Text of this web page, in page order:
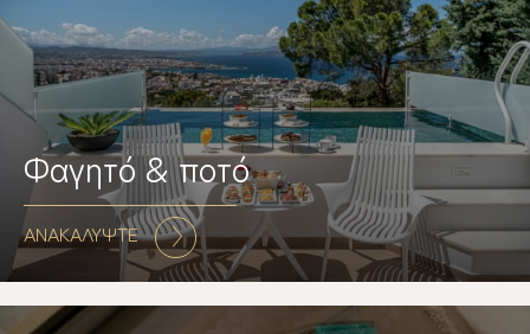
Φαγητό & ποτό
ΑΝΑΚΑΛΥΨΤΕ